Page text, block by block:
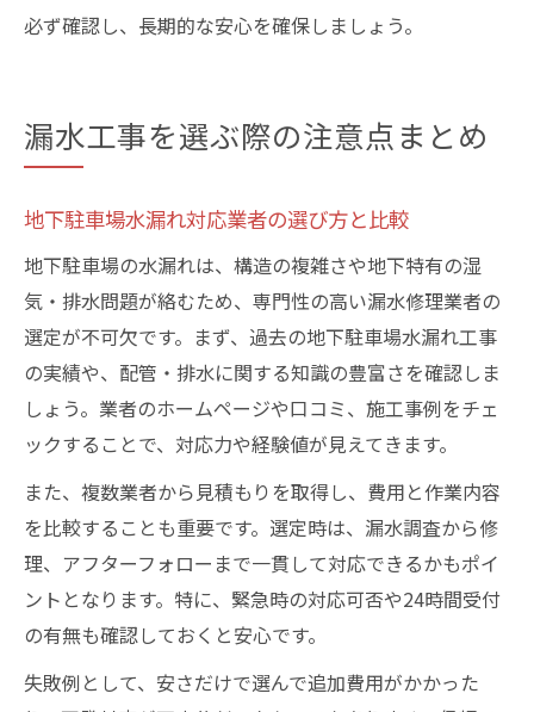
必ず確認し、長期的な安心を確保しましょう。
漏水工事を選ぶ際の注意点まとめ
地下駐車場水漏れ対応業者の選び方と比較
地下駐車場の水漏れは、構造の複雑さや地下特有の湿
気・排水問題が絡むため、専門性の高い漏水修理業者の
選定が不可欠です。まず、過去の地下駐車場水漏れ工事
の実績や、配管・排水に関する知識の豊富さを確認しま
しょう。業者のホームページや口コミ、施工事例をチェ
ックすることで、対応力や経験値が見えてきます。
また、複数業者から見積もりを取得し、費用と作業内容
を比較することも重要です。選定時は、漏水調査から修
理、アフターフォローまで一貫して対応できるかもポイ
ントとなります。特に、緊急時の対応可否や24時間受付
の有無も確認しておくと安心です。
失敗例として、安さだけで選んで追加費用がかかった